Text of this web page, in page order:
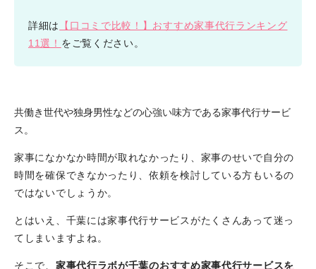
詳細は
【口コミで比較！】おすすめ家事代行ランキング
11選！ をご覧ください。
共働き世代や独身男性などの心強い味方である家事代行サービ
ス。
家事になかなか時間が取れなかったり、家事のせいで自分の
時間を確保できなかったり、依頼を検討している方もいるの
ではないでしょうか。
とはいえ、千葉には家事代行サービスがたくさんあって迷っ
てしまいますよね。
そこで、 家事代行ラボが千葉のおすすめ家事代行サービスを